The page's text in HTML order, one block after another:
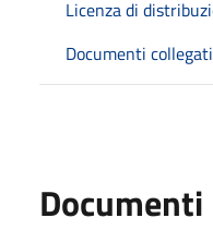
Licenza di
Documenti collegati
Documenti